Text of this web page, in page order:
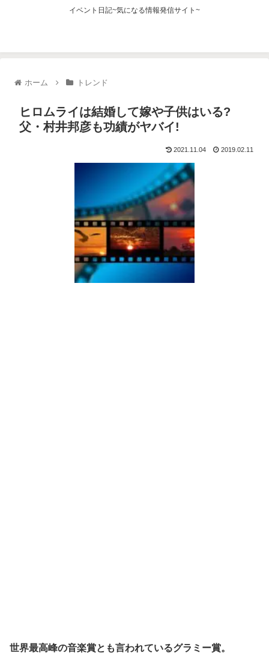
イベント日記~気になる情報発信サイト~
ホーム トレンド
ヒロムライは結婚して嫁や子供はいる?
父・村井邦彦も功績がヤバイ!
2021.11.04 2019.02.11
世界最高峰の音楽賞とも言われているグラミー賞。